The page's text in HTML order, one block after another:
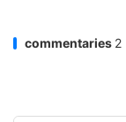
commentaries 2